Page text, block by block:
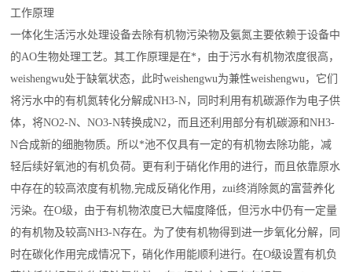
工作原理
一体化生活污水处理设备去除有机物污染物及氨氮主要依赖于设备中
的AO生物处理工艺。其工作原理是在*，由于污水有机物浓度很高，
weishengwu处于缺氧状态，此时weishengwu为兼性weishengwu，它们
将污水中的有机氮转化分解成NH3-N，同时利用有机碳源作为电子供
体，将NO2-N、NO3-N转换成N2，而且还利用部分有机碳源和NH3-
N合成新的细胞物质。所以*池不仅具有一定的有机物去除功能，减
轻后续好氧池的有机负荷。更有利于硝化作用的进行，而且依靠原水
中存在的较高浓度有机物,完成反硝化作用，zui终消除氮的富营养化
污染。在O级，由于有机物浓度已大幅度降低，但污水中仍有一定量
的有机物及较高NH3-N存在。为了使有机物得到进一步氧化分解，同
时在碳化作用完成情况下，硝化作用能顺利进行。在O级设置有机负